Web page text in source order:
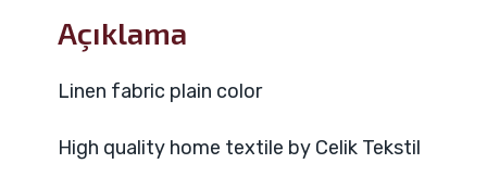
Açıklama
Linen fabric plain color
High quality home textile by Celik Tekstil